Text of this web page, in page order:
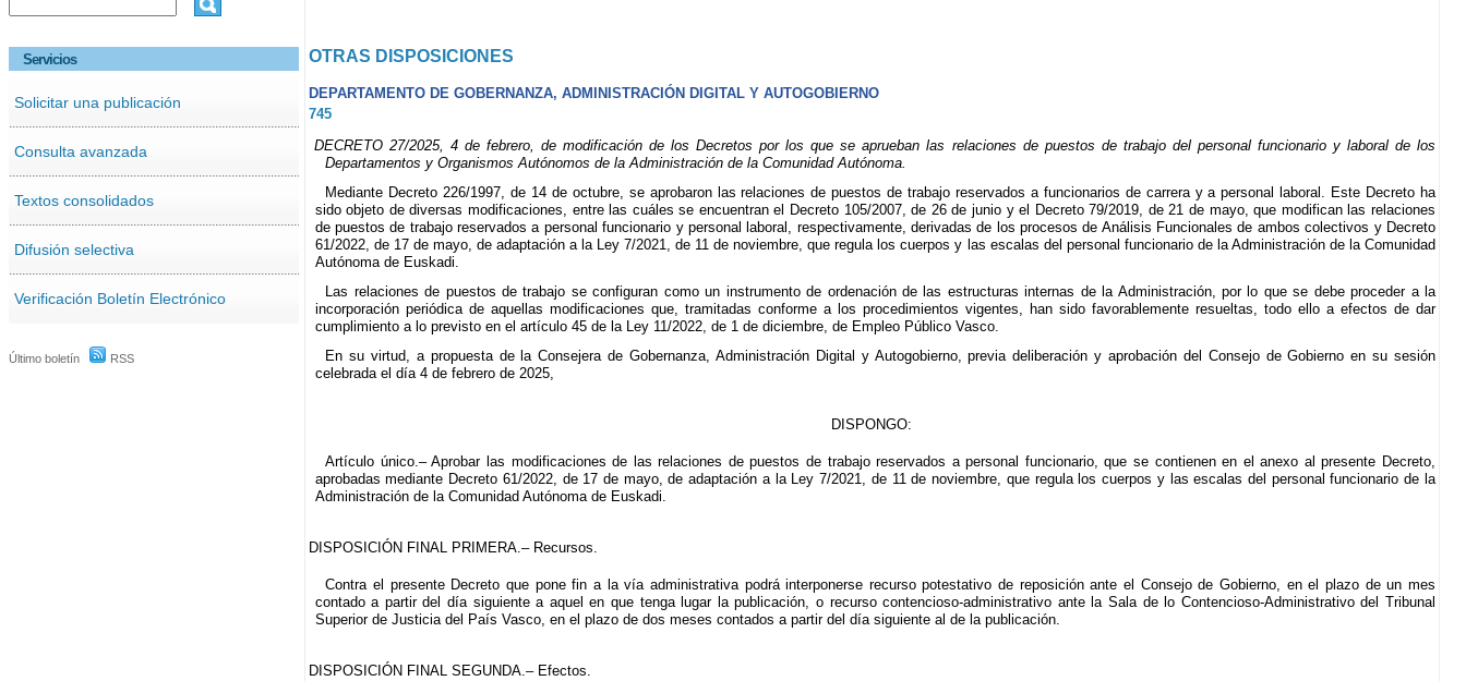
Servicios
Solicitar una publicación
Consulta avanzada
Textos consolidados
Difusión selectiva
Verificación Boletín Electrónico
Último boletín RSS
OTRAS DISPOSICIONES
DEPARTAMENTO DE GOBERNANZA, ADMINISTRACIÓN DIGITAL Y AUTOGOBIERNO
745
DECRETO 27/2025, 4 de febrero, de modificación de los Decretos por los que se aprueban las relaciones de puestos de trabajo del personal funcionario y laboral de los
Departamentos y Organismos Autónomos de la Administración de la Comunidad Autónoma.
Mediante Decreto 226/1997, de 14 de octubre, se aprobaron las relaciones de puestos de trabajo reservados a funcionarios de carrera y a personal laboral. Este Decreto ha
sido objeto de diversas modificaciones, entre las cuáles se encuentran el Decreto 105/2007, de 26 de junio y el Decreto 79/2019, de 21 de mayo, que modifican las relaciones
de puestos de trabajo reservados a personal funcionario y personal laboral, respectivamente, derivadas de los procesos de Análisis Funcionales de ambos colectivos y Decreto
61/2022, de 17 de mayo, de adaptación a la Ley 7/2021, de 11 de noviembre, que regula los cuerpos y las escalas del personal funcionario de la Administración de la Comunidad
Autónoma de Euskadi.
Las relaciones de puestos de trabajo se configuran como un instrumento de ordenación de las estructuras internas de la Administración, por lo que se debe proceder a la
incorporación periódica de aquellas modificaciones que, tramitadas conforme a los procedimientos vigentes, han sido favorablemente resueltas, todo ello a efectos de dar
cumplimiento a lo previsto en el artículo 45 de la Ley 11/2022, de 1 de diciembre, de Empleo Público Vasco.
En su virtud, a propuesta de la Consejera de Gobernanza, Administración Digital y Autogobierno, previa deliberación y aprobación del Consejo de Gobierno en su sesión
celebrada el día 4 de febrero de 2025,
DISPONGO:
Artículo único.– Aprobar las modificaciones de las relaciones de puestos de trabajo reservados a personal funcionario, que se contienen en el anexo al presente Decreto,
aprobadas mediante Decreto 61/2022, de 17 de mayo, de adaptación a la Ley 7/2021, de 11 de noviembre, que regula los cuerpos y las escalas del personal funcionario de la
Administración de la Comunidad Autónoma de Euskadi.
DISPOSICIÓN FINAL PRIMERA.– Recursos.
Contra el presente Decreto que pone fin a la vía administrativa podrá interponerse recurso potestativo de reposición ante el Consejo de Gobierno, en el plazo de un mes
contado a partir del día siguiente a aquel en que tenga lugar la publicación, o recurso contencioso-administrativo ante la Sala de lo Contencioso-Administrativo del Tribunal
Superior de Justicia del País Vasco, en el plazo de dos meses contados a partir del día siguiente al de la publicación.
DISPOSICIÓN FINAL SEGUNDA.– Efectos.